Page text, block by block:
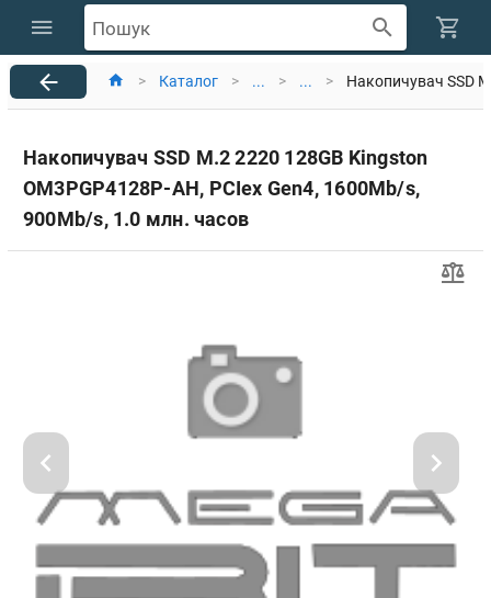
Пошук
> Каталог > ... > ... > Накопичувач SSD
Накопичувач SSD M.2 2220 128GB Kingston
OM3PGP4128P-AH, PCIex Gen4, 1600Mb/s,
900Mb/s, 1.0 млн. часов